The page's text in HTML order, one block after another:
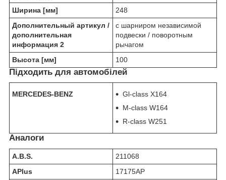
Ширина [мм]
248
Дополнительный артикул /
дополнительная
информация 2
c шарниром независимой
подвески / поворотным
рычагом
Высота [мм]
100
Підходить для автомобілей
MERCEDES-BENZ
Gl-class X164
M-class W164
R-class W251
Аналоги
A.B.S.
211068
APlus
17175AP